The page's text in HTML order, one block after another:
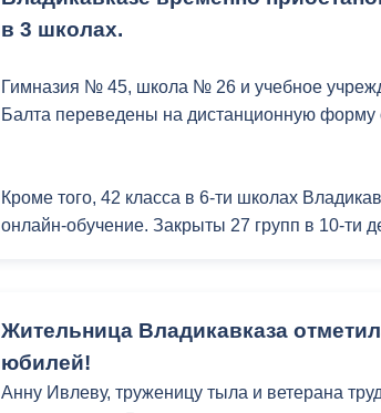
Всего в Комитете трудится 10 человек. У
подведомственных учреждения —
в 3 школах.
Гимназия № 45, школа № 26 и учебное
Балта переведены на дистанционную форму
Кроме того, 42 класса в 6-ти школах
онлайн-обучение. Закрыты 27 групп в 10-ти
Жительница Владикавказа
юбилей!
Анну Ивлеву, труженицу тыла и ветерана